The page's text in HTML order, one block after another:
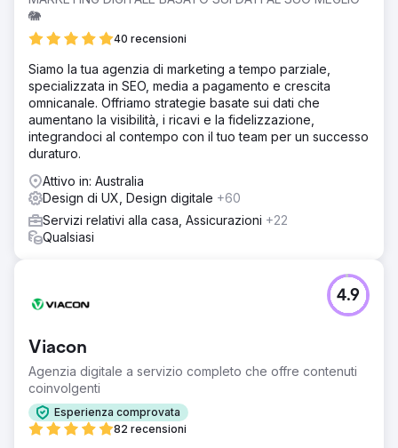
Vai alla pagina agenzia
🐘
40 recensioni
Siamo la tua agenzia di marketing a tempo parziale,
specializzata in SEO, media a pagamento e crescita
omnicanale. Offriamo strategie basate sui dati che
aumentano la visibilità, i ricavi e la fidelizzazione,
integrandoci al contempo con il tuo team per un successo
duraturo.
Attivo in: Australia
Design di UX, Design digitale +60
Servizi relativi alla casa, Assicurazioni +22
Qualsiasi
Viacon
Agenzia digitale a servizio completo che offre contenuti
coinvolgenti
Esperienza comprovata
82 recensioni
4.9